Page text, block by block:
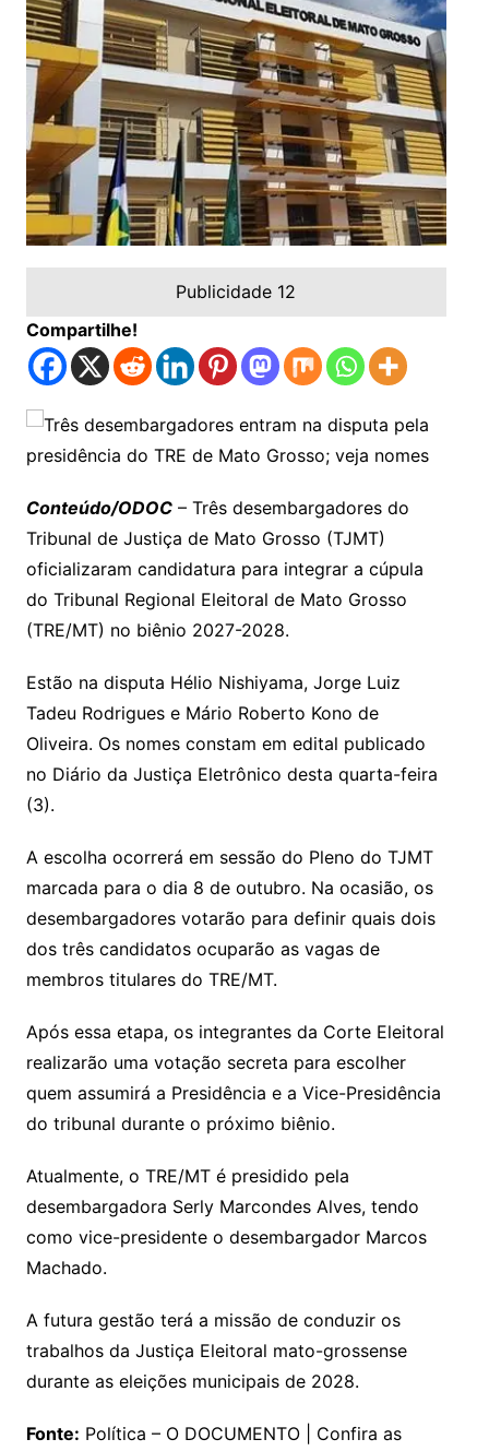
Publicidade 12
Compartilhe!
Conteúdo/ODOC– Três desembargadores do
Tribunal de Justiça de Mato Grosso (TJMT)
oficializaram candidatura para integrar a cúpula
do Tribunal Regional Eleitoral de Mato Grosso
(TRE/MT) no biênio 2027-2028.
Estão na disputa Hélio Nishiyama, Jorge Luiz
Tadeu Rodrigues e Mário Roberto Kono de
Oliveira. Os nomes constam em edital publicado
no Diário da Justiça Eletrônico desta quarta-feira
(3).
A escolha ocorrerá em sessão do Pleno do TJMT
marcada para o dia 8 de outubro. Na ocasião, os
desembargadores votarão para definir quais dois
dos três candidatos ocuparão as vagas de
membros titulares do TRE/MT.
Após essa etapa, os integrantes da Corte Eleitoral
realizarão uma votação secreta para escolher
quem assumirá a Presidência e a Vice-Presidência
do tribunal durante o próximo biênio.
Atualmente, o TRE/MT é presidido pela
desembargadora Serly Marcondes Alves, tendo
como vice-presidente o desembargador Marcos
Machado.
A futura gestão terá a missão de conduzir os
trabalhos da Justiça Eleitoral mato-grossense
durante as eleições municipais de 2028.
Fonte: Política – O DOCUMENTO | Confira as